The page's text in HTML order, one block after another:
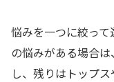
悩みを一つに絞っ
の悩みがある場合
し、残りはトップス